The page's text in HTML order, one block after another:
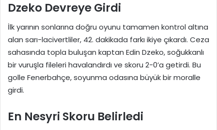
Dzeko Devreye Girdi
İlk yarının sonlarına doğru oyunu tamamen kontrol altına
alan sarı-lacivertliler, 42. dakikada farkı ikiye çıkardı. Ceza
sahasında topla buluşan kaptan Edin Dzeko, soğukkanlı
bir vuruşla fileleri havalandırdı ve skoru 2-0’a getirdi. Bu
golle Fenerbahçe, soyunma odasına büyük bir moralle
girdi.
En Nesyri Skoru Belirledi